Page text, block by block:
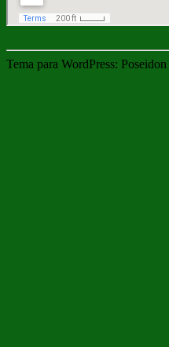
Tema para WordPress: